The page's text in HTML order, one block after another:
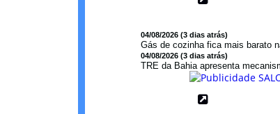
04/08/2026 (3 dias atrás)
Gás de cozinha fica mais barato
04/08/2026 (3 dias atrás)
TRE da Bahia apresenta